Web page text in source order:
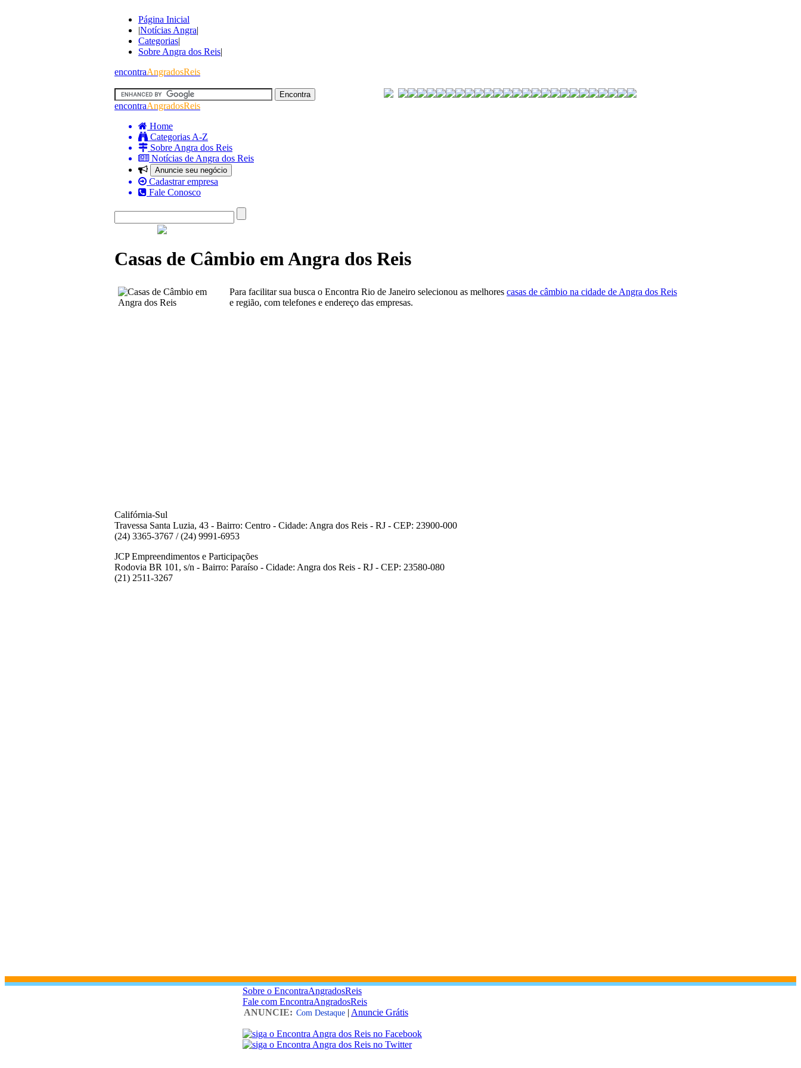
Página Inicial
|Notícias Angra|
Categorias|
Sobre Angra dos Reis|
encontraAngradosReis
encontraAngradosReis
Home
Categorias A-Z
Sobre Angra dos Reis
Notícias de Angra dos Reis
Anuncie seu negócio
Cadastrar empresa
Fale Conosco
Casas de Câmbio em Angra dos Reis
Para facilitar sua busca o Encontra Rio de Janeiro selecionou as melhores casas de câmbio na cidade de Angra dos Reis
e região, com telefones e endereço das empresas.
Califórnia-Sul
Travessa Santa Luzia, 43 - Bairro: Centro - Cidade: Angra dos Reis - RJ - CEP: 23900-000
(24) 3365-3767 / (24) 9991-6953
JCP Empreendimentos e Participações
Rodovia BR 101, s/n - Bairro: Paraíso - Cidade: Angra dos Reis - RJ - CEP: 23580-080
(21) 2511-3267
Sobre o EncontraAngradosReis
Fale com EncontraAngradosReis
ANUNCIE: Com Destaque | Anuncie Grátis